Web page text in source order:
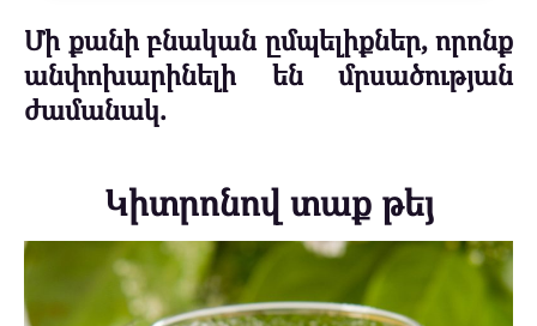
Մի քանի բնական ըմպելիքներ, որոնք
անփոխարինելի են մրսածության
ժամանակ.
Կիտրոնով տաք թեյ